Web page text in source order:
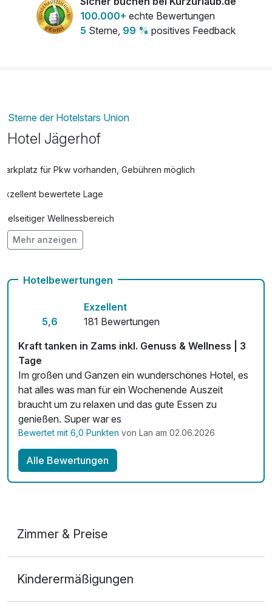
100.000+ echte Bewertungen
5 Sterne, 99 % positives Feedback
Sterne der Hotelstars Union
Hotel Jägerhof
Parkplatz für Pkw vorhanden, Gebühren möglich
Exzellent bewertete Lage
Vielseitiger Wellnessbereich
Hunde im Hotel nicht erlaubt
Fitnessgeräte stehen bereit
Kostenloses W-LAN
Zimmerservice verfügbar
Mit Hotelbar
Mehr anzeigen
Hotelbewertungen
5,6
Exzellent
181 Bewertungen
Kraft tanken in Zams inkl. Genuss & Wellness | 3
Tage
Im großen und Ganzen ein wunderschönes Hotel, es
hat alles was man für ein Wochenende Auszeit
braucht um zu relaxen und das gute Essen zu
genießen. Super war es
Bewertet mit 6,0 Punkten von Lan am 02.06.2026
Alle Bewertungen
Zimmer & Preise
2 Erwachsene
Kinderermäßigungen